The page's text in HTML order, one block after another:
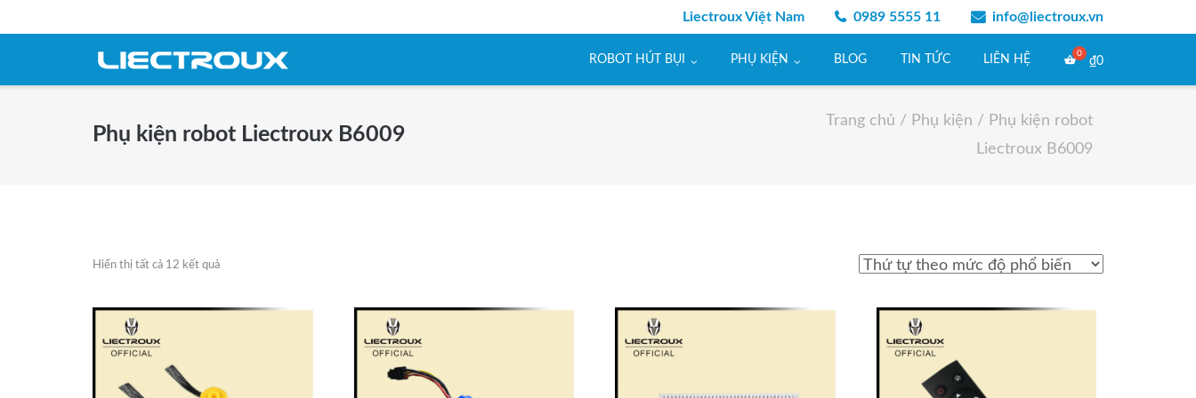
Liectroux Việt Nam 0989 5555 11 info@liectroux.vn
ROBOT HÚT BỤI PHỤ KIỆN BLOG TIN TỨC LIÊN HỆ ₫0
Phụ kiện robot Liectroux B6009
Trang chủ / Phụ kiện / Phụ kiện robot
Liectroux B6009
Hiển thị tất cả 12 kết quả